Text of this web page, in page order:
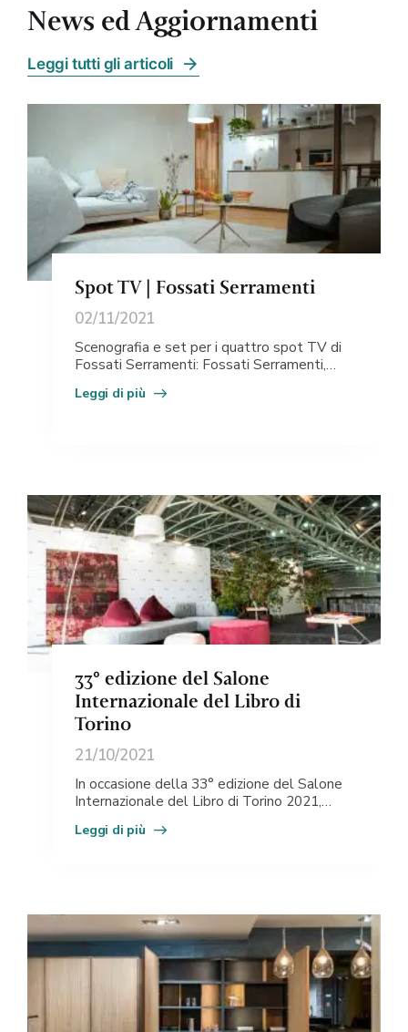
News ed Aggiornamenti
Leggi tutti gli articoli
Spot TV | Fossati Serramenti
02/11/2021
Scenografia e set per i quattro spot TV di
Fossati Serramenti: Fossati Serramenti,
infissi,
Leggi di più
33° edizione del Salone
Internazionale del Libro di
Torino
21/10/2021
In occasione della 33° edizione del Salone
Internazionale del Libro di Torino 2021,
del
Leggi di più